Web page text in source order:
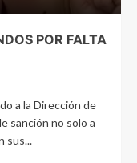
POR FALTA
a la Dirección de
sanción no solo a
sus...